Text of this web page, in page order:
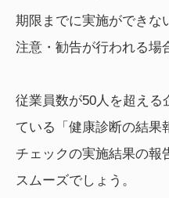
期限までに実施ができな
注意・勧告が行われる場
従業員数が50人を超える
ている「健康診断の結果
チェックの実施結果の報
スムーズでしょう。